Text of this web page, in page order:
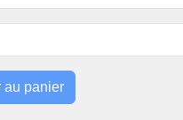
au panier